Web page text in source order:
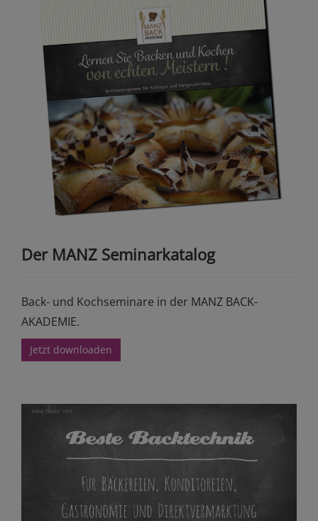
Der MANZ Seminarkatalog
Back- und Kochseminare in der MANZ BACK-
AKADEMIE.
Jetzt downloaden